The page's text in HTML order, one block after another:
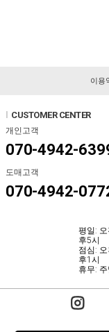
이용
l CUSTOMER CENTER
개인고객
070-4942-
도매고객
070-4942-
평일:
후5시
점심:
후1시
휴무: